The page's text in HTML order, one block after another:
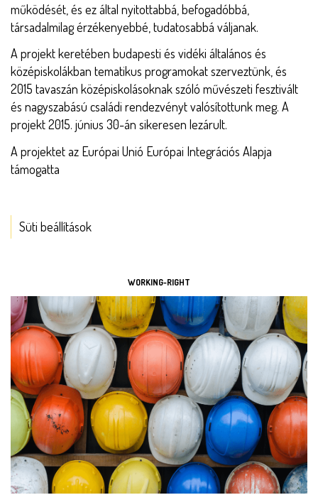
működését, és ez által nyitottabbá, befogadóbbá,
társadalmilag érzékenyebbé, tudatosabbá váljanak.
A projekt keretében budapesti és vidéki általános és
középiskolákban tematikus programokat szerveztünk, és
2015 tavaszán középiskolásoknak szóló művészeti fesztivált
és nagyszabású családi rendezvényt valósítottunk meg. A
projekt 2015. június 30-án sikeresen lezárult.
A projektet az Európai Unió Európai Integrációs Alapja
támogatta
ESZKÖZÖK
Süti beállítások
WORKING-RIGHT